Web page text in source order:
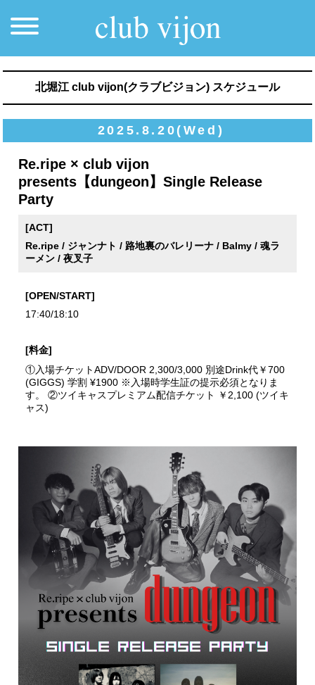
北堀江 club vijon(クラブビジョン) スケジュール
2025.8.20(Wed)
Re.ripe × club vijon
presents【dungeon】Single Release
Party
[ACT]
Re.ripe / ジャンナト / 路地裏のバレリーナ / Balmy / 魂ラ
ーメン / 夜叉子
[OPEN/START]
17:40/18:10
[料金]
①入場チケットADV/DOOR 2,300/3,000 別途Drink代￥700
(GIGGS) 学割 ¥1900 ※入場時学生証の提示必須となりま
す。 ②ツイキャスプレミアム配信チケット ￥2,100 (ツイキ
ャス)